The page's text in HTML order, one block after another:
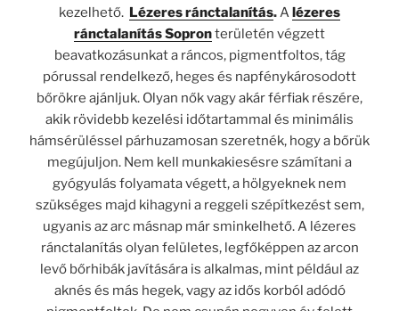
kezelhető. Lézeres ránctalanítás.Alézeres
ránctalanítás Sopronterületén végzett
beavatkozásunkat a ráncos, pigmentfoltos, tág
pórussal rendelkező, heges és napfénykárosodott
bőrökre ajánljuk. Olyan nők vagy akár férfiak részére,
akik rövidebb kezelési időtartammal és minimális
hámsérüléssel párhuzamosan szeretnék, hogy a bőrük
megújuljon. Nem kell munkakiesésre számítani a
gyógyulás folyamata végett, a hölgyeknek nem
szükséges majd kihagyni a reggeli szépítkezést sem,
ugyanis az arc másnap már sminkelhető. A lézeres
ránctalanítás olyan felületes, legfőképpen az arcon
levő bőrhibák javítására is alkalmas, mint például az
aknés és más hegek, vagy az idős korból adódó